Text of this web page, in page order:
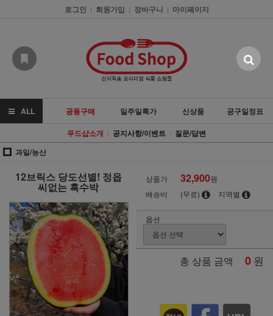
로그인 | 회원가입 | 장바구니 | 마이페이지
ALL 공동구매 일주일특가 신상품
공구일정표
푸드샵소개 | 공지사항/이벤트 | 질문/답변
과일/농산
12브릭스 당도선별! 정읍
씨없는 흑수박
상품가 32,900원
배송비
(무료) 지역별
옵션
총 상품 금액 0 원